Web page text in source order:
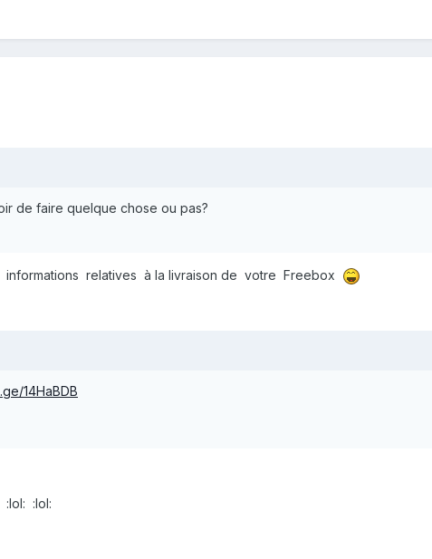
de faire quelque chose ou pas?
relatives à la livraison de votre Freebox
14HaBDB
:lol: